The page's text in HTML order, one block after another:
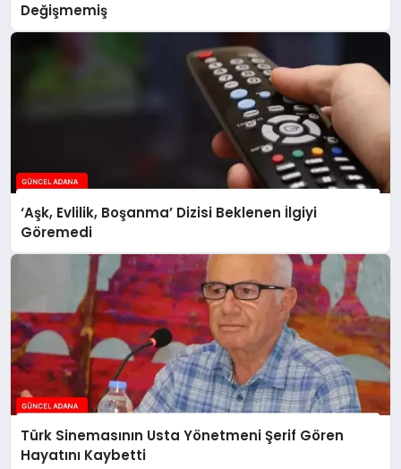
Değişmemiş
‘Aşk, Evlilik, Boşanma’ Dizisi Beklenen İlgiyi
Göremedi
Türk Sinemasının Usta Yönetmeni Şerif Gören
Hayatını Kaybetti